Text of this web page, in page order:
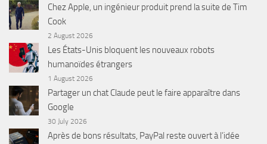
Chez Apple, un ingénieur produit prend la suite de Tim
Cook
2 August 2026
Les États-Unis bloquent les nouveaux robots
humanoïdes étrangers
1 August 2026
Partager un chat Claude peut le faire apparaître dans
Google
30 July 2026
Après de bons résultats, PayPal reste ouvert à l’idée